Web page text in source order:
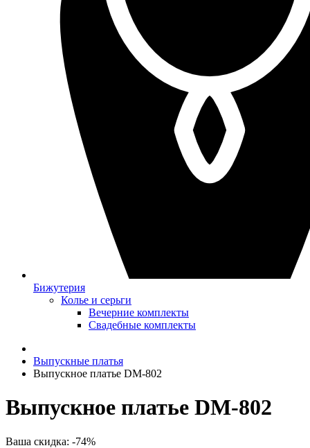
Бижутерия
Колье и серьги
Вечерние комплекты
Свадебные комплекты
Выпускные платья
Выпускное платье DM-802
Выпускное платье DM-802
Ваша скидка: -74%